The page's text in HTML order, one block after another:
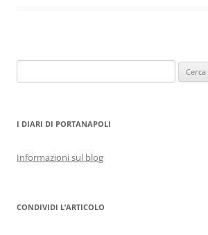
per:
I DIARI DI PORTANAPOLI
Informazioni sul blog
CONDIVIDI L’ARTICOLO